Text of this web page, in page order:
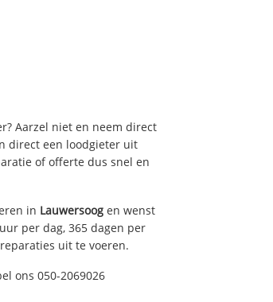
Aarzel niet en neem direct
direct een loodgieter uit
of offerte dus snel en
in Lauwersoog en wenst
per dag, 365 dagen per
uit te voeren.
ons 050-2069026